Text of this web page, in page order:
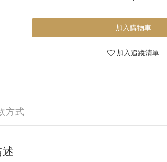
加入購物車
加入追蹤清單
方式